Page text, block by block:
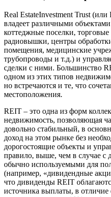
Real EstateInvestment Trust
владеет различными
коттеджные поселки,
радиовышки, центры
помещения, медицинские
трубопроводы и т.д.) и
сделки с ними. Большинство
одном из этих типов
но встречаются и те, что
местоположения.
REIT – это одна из форм
недвижимость, позволяющая
довольно стабильный, в
доход на этом рынке без
дорогостоящие объекты и
правило, выше, чем в случае с
обычно используемыми для
(например, «дивидендные
что дивиденды REIT
источника выплаты, в